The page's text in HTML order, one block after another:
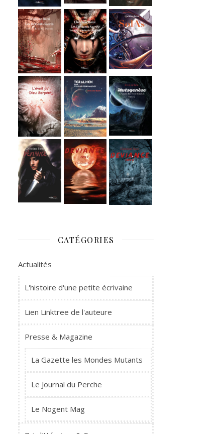
CATÉGORIES
Actualités
L'histoire d'une petite écrivaine
Lien Linktree de l'auteure
Presse & Magazine
La Gazette les Mondes Mutants
Le Journal du Perche
Le Nogent Mag